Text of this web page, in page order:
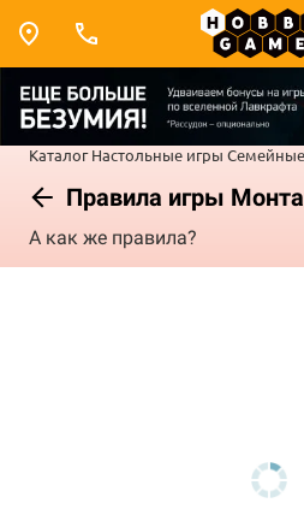
Каталог Настольные игры
Правила игры
А как же правила?